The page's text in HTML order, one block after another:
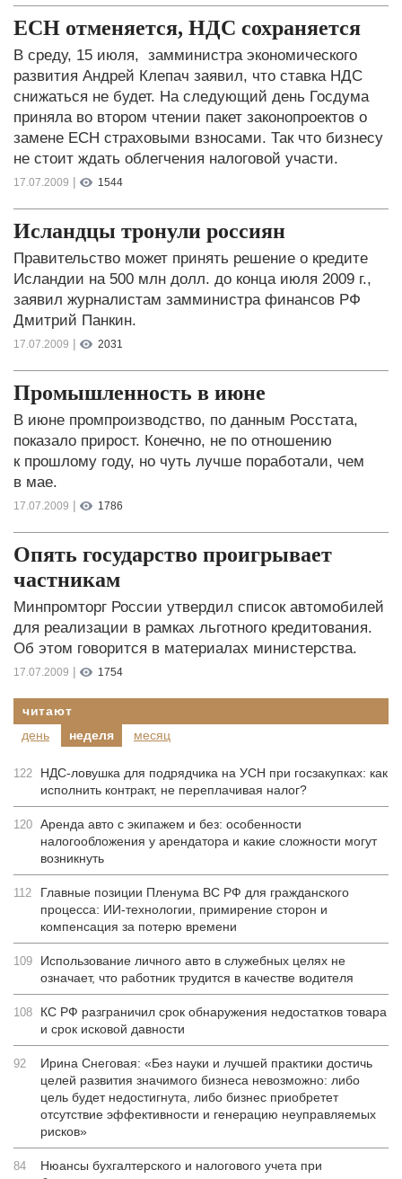
ЕСН отменяется, НДС сохраняется
В среду, 15 июля, замминистра экономического
развития Андрей Клепач заявил, что ставка НДС
снижаться не будет. На следующий день Госдума
приняла во втором чтении пакет законопроектов о
замене ЕСН страховыми взносами. Так что бизнесу
не стоит ждать облегчения налоговой участи.
17.07.2009 | 1544
Исландцы тронули россиян
Правительство может принять решение о кредите
Исландии на 500 млн долл. до конца июля 2009 г.,
заявил журналистам замминистра финансов РФ
Дмитрий Панкин.
17.07.2009 | 2031
Промышленность в июне
В июне промпроизводство, по данным Росстата,
показало прирост. Конечно, не по отношению
к прошлому году, но чуть лучше поработали, чем
в мае.
17.07.2009 | 1786
Опять государство проигрывает
частникам
Минпромторг России утвердил список автомобилей
для реализации в рамках льготного кредитования.
Об этом говорится в материалах министерства.
17.07.2009 | 1754
читают
день
неделя месяц
122
НДС-ловушка для подрядчика на УСН при госзакупках: как
исполнить контракт, не переплачивая налог?
120 Аренда авто с экипажем и без: особенности
налогообложения у арендатора и какие сложности могут
возникнуть
112
Главные позиции Пленума ВС РФ для гражданского
процесса: ИИ-технологии, примирение сторон и
компенсация за потерю времени
109
Использование личного авто в служебных целях не
означает, что работник трудится в качестве водителя
108
КС РФ разграничил срок обнаружения недостатков товара
и срок исковой давности
92
Ирина Снеговая: «Без науки и лучшей практики достичь
целей развития значимого бизнеса невозможно: либо
цель будет недостигнута, либо бизнес приобретет
отсутствие эффективности и генерацию неуправляемых
рисков»
84
Нюансы бухгалтерского и налогового учета при